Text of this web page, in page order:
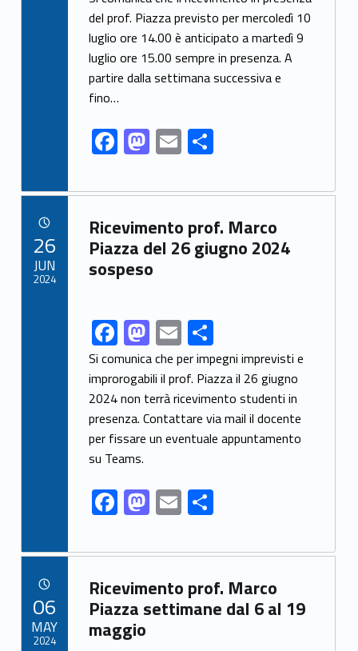
e
b
o
o
k
to
d
o
ai
l
n
di
vi
del prof. Piazza previsto per mercoledì 10
luglio ore 14.00 è anticipato a martedì 9
luglio ore 15.00 sempre in presenza. A
partire dalla settimana successiva e
fino…
F
ac
e
b
o
o
M
as
to
d
o
n
E
m
ai
l
C
n
di
vi
di
Link identifier archive #link-archive-2289
Ricevimento prof. Marco
Piazza del 26 giugno 2024
sospeso
Link identifier share facebook archive #share-link-archive-98074F
ac
e
b
o
o
k
M
as
to
d
o
E
m
ai
l
C
o
n
di
vi
Si comunica che per impegni imprevisti e
improrogabili il prof. Piazza il 26 giugno
2024 non terrà ricevimento studenti in
presenza. Contattare via mail il docente
per fissare un eventuale appuntamento
su Teams.
F
ac
e
b
o
o
M
as
to
d
o
E
m
ai
l
C
n
di
vi
26
JUN
2024
Link identifier archive #link-archive-28711
Ricevimento prof. Marco
Piazza settimane dal 6 al 19
maggio
06
MAY
2024